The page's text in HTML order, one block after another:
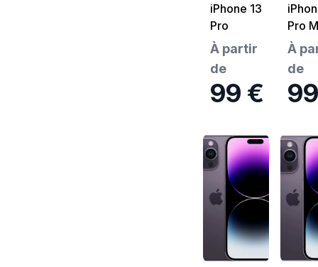
iPhone 13
Pro
À partir
de
99 €
Pro
À
de